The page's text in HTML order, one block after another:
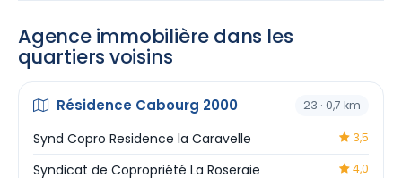
Agence immobilière dans les
quartiers voisins
Résidence Cabourg 2000 23 · 0,7 km
Synd Copro Residence la Caravelle 3,5
Syndicat de Copropriété La Roseraie 4,0